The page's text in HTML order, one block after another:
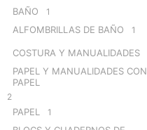
BAÑO 1
ALFOMBRILLAS DE BAÑO 1
COSTURA Y MANUALIDADES
PAPEL Y MANUALIDADES CON
PAPEL
2
PAPEL 1